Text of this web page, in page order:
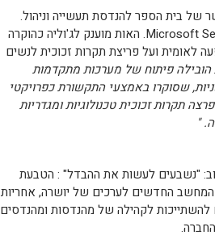
של בית הספר להנדסת תעשייה וניהול.
האות מוענק לג'וליה כהוקרה
לאומית ועל פריצת תקרות זכוכית לנשים
פיתוח של מערכות מתקדמות
שסוקרו באמצעי התקשורת כפרויקטי
תקרות זכוכית טכנולוגיות ומגדריות
"
"נשבעים לעשות את ההבדל" : הטבעת
המחשב החדשים לערכים של יושרה, אחריות
להשתייכות לקהילה של מהנדסות ומהנדסים